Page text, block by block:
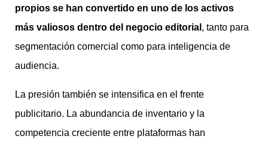
propios se han convertido en uno de los activos
más valiosos dentro del negocio editorial , tanto para
segmentación comercial como para inteligencia de
audiencia.
La presión también se intensifica en el frente
publicitario. La abundancia de inventario y la
competencia creciente entre plataformas han